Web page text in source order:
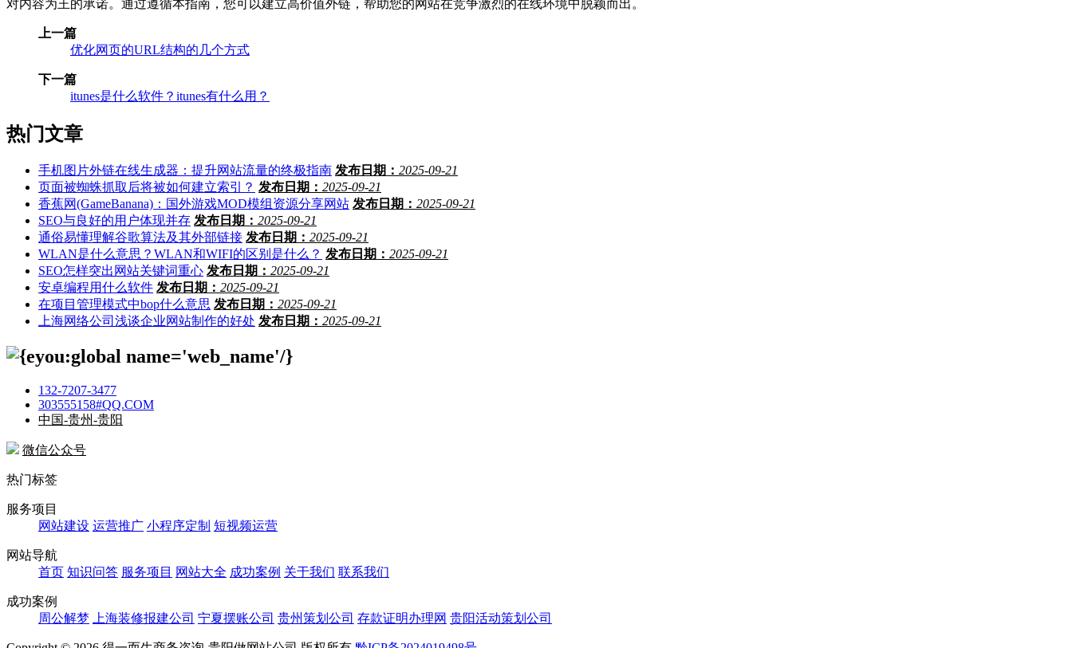
对内容为王的承诺。通过遵循本指南，您可以建立高价值外链，帮助您的网站在竞争激烈的在线环境中脱颖而出。
上一篇
优化网页的URL结构的几个方式
下一篇
itunes是什么软件？itunes有什么用？
热门文章
手机图片外链在线生成器：提升网站流量的终极指南 发布日期： 2025-09-21
页面被蜘蛛抓取后将被如何建立索引？ 发布日期： 2025-09-21
香蕉网(GameBanana)：国外游戏MOD模组资源分享网站 发布日期： 2025-09-21
SEO与良好的用户体现并存 发布日期： 2025-09-21
通俗易懂理解谷歌算法及其外部链接 发布日期： 2025-09-21
WLAN是什么意思？WLAN和WIFI的区别是什么？ 发布日期： 2025-09-21
SEO怎样突出网站关键词重心 发布日期： 2025-09-21
安卓编程用什么软件 发布日期： 2025-09-21
在项目管理模式中bop什么意思 发布日期： 2025-09-21
上海网络公司浅谈企业网站制作的好处 发布日期： 2025-09-21
132-7207-3477
303555158#QQ.COM
中国-贵州-贵阳
微信公众号
热门标签
服务项目
网站建设 运营推广 小程序定制 短视频运营
网站导航
首页 知识问答 服务项目 网站大全 成功案例 关于我们 联系我们
成功案例
周公解梦
上海装修报建公司 宁夏摆账公司 贵州策划公司 存款证明办理网 贵阳活动策划公司